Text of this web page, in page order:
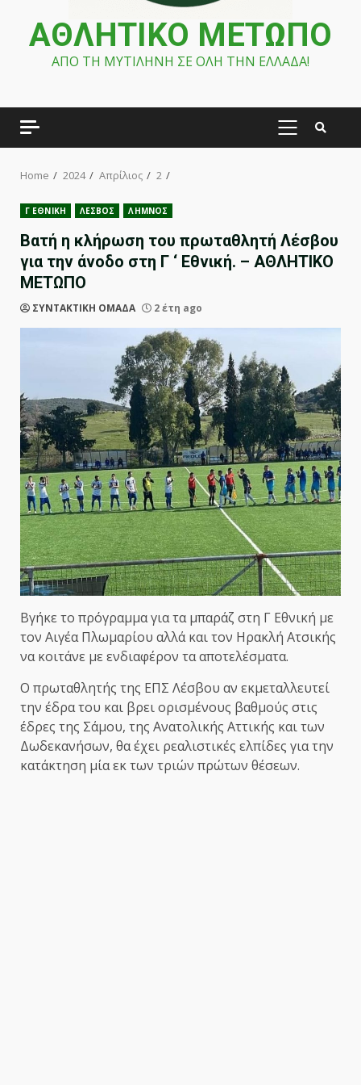
ΑΘΛΗΤΙΚΟ ΜΕΤΩΠΟ
ΑΠΟ ΤΗ ΜΥΤΙΛΗΝΗ ΣΕ ΟΛΗ ΤΗΝ ΕΛΛΑΔΑ!
PRIMARY
Home 2024 Απρίλιος 2
Γ ΕΘΝΙΚΗ ΛΕΣΒΟΣ ΛΗΜΝΟΣ
Βατή η κλήρωση του πρωταθλητή Λέσβου
για την άνοδο στη Γ ‘ Εθνική. – ΑΘΛΗΤΙΚΟ
ΜΕΤΩΠΟ
ΣΥΝΤΑΚΤΙΚΗ ΟΜΑΔΑ 2 έτη ago
Βγήκε το πρόγραμμα για τα μπαράζ στη Γ Εθνική με
τον Αιγέα Πλωμαρίου αλλά και τον Ηρακλή Ατσικής
να κοιτάνε με ενδιαφέρον τα αποτελέσματα.
Ο πρωταθλητής της ΕΠΣ Λέσβου αν εκμεταλλευτεί
την έδρα του και βρει ορισμένους βαθμούς στις
έδρες της Σάμου, της Ανατολικής Αττικής και των
Δωδεκανήσων, θα έχει ρεαλιστικές ελπίδες για την
κατάκτηση μία εκ των τριών πρώτων θέσεων.